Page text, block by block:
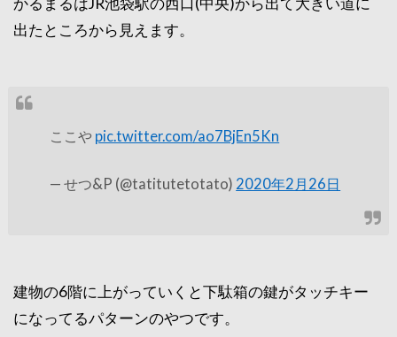
出たところから見えます。
ここや pic.twitter.com/ao7BjEn5Kn
— せつ&P (@tatitutetotato) 2020年2月26日
建物の6階に上がっていくと下駄箱の鍵がタッチキー
になってるパターンのやつです。